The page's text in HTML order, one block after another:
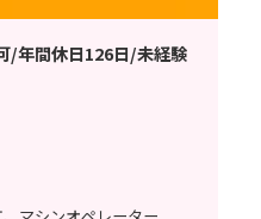
/年間休日126日/未経験